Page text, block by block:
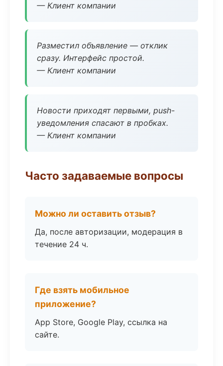
— Клиент компании
Разместил объявление — отклик
сразу. Интерфейс простой.
— Клиент компании
Новости приходят первыми, push-
уведомления спасают в пробках.
— Клиент компании
Часто задаваемые вопросы
Можно ли оставить отзыв?
Да, после авторизации, модерация в
течение 24 ч.
Где взять мобильное
приложение?
App Store, Google Play, ссылка на
сайте.